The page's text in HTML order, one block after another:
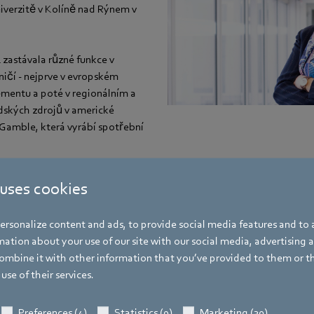
cookies
content and ads, to provide social media features and to
about your use of our site with our social media, advertising
it with other information that you’ve provided to them or
of their services.
v Kolíně nad Rýnem v
různé funkce v
- nejprve v evropském
a poté v regionálním a
zdrojů v americké
která vyrábí spotřební
pro lidské zdroje ve
se sídlem v Hanau v
lidských zdrojů (CHRO)